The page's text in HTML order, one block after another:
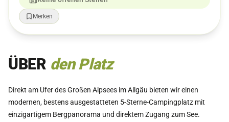
Merken
ÜBER den Platz
Direkt am Ufer des Großen Alpsees im Allgäu bieten wir einen
modernen, bestens ausgestatteten 5-Sterne-Campingplatz mit
einzigartigem Bergpanorama und direktem Zugang zum See.